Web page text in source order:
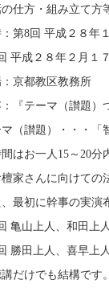
仕方・組み立て方
：第8回 平成２８年
平成２８年２月１
京都教区教務所
『テーマ（讃題）
（讃題）・・・「
間はお一人15～20分
檀家さんに向けての
、最初に幹事の実演
亀山上人、和田上人
勝田上人、喜早上人
講だけでも結構です